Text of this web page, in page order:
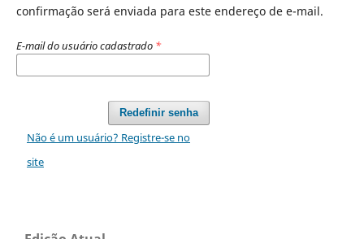
confirmação será enviada para este endereço de e-mail.
E-mail do usuário cadastrado *
Redefinir senha
Não é um usuário? Registre-se no
site